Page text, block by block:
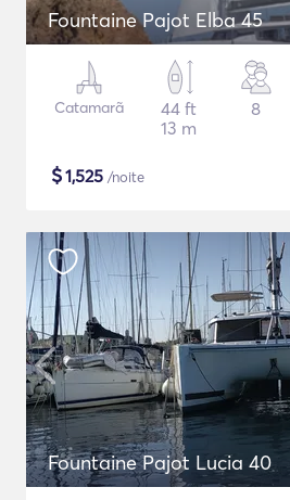
Fountaine Pajot Elba 45
Catamarã
44 ft
13 m
8
$1,525 /noite
Fountaine Pajot Lucia 40